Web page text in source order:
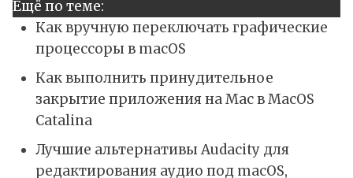
Ещё по теме:
Как вручную переключать графические
процессоры в macOS
Как выполнить принудительное
закрытие приложения на Mac в MacOS
Catalina
Лучшие альтернативы Audacity для
редактирования аудио под macOS,